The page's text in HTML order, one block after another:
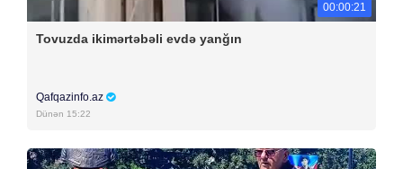
00:00:21
Tovuzda ikimərtəbəli evdə yanğın
Qafqazinfo.az
Dünən 15:22